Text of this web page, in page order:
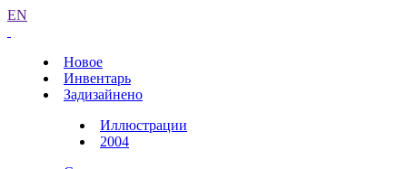
EN
Новое
Инвентарь
Задизайнено
Иллюстрации
2004